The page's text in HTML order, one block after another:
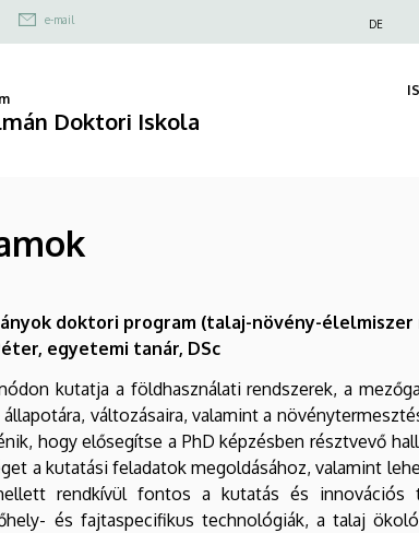
e-mail DE
Doktori Iskola
doktori program (talaj-növény-élelmiszer
egyetemi tanár, DSc
kutatja a földhasználati rendszerek, a
változásaira, valamint a
hogy elősegítse a PhD képzésben résztvevő
a kutatási feladatok megoldásához, valamint
rendkívül fontos a kutatás és
és fajtaspecifikus technológiák, a talaj